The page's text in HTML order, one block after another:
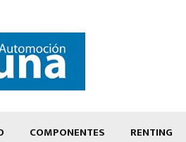
COMPONENTES RENTING